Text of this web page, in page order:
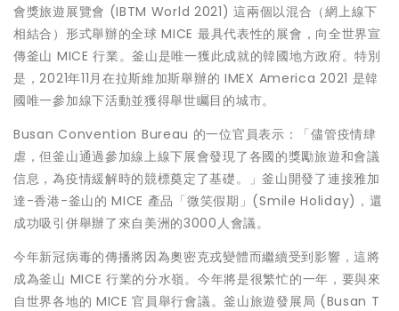
會獎旅遊展覽會 (IBTM World 2021) 這兩個以混合（網上線下
相結合）形式舉辦的全球 MICE 最具代表性的展會，向全世界宣
傳釜山 MICE 行業。釜山是唯一獲此成就的韓國地方政府。特別
是，2021年11月在拉斯維加斯舉辦的 IMEX America 2021 是韓
國唯一參加線下活動並獲得舉世矚目的城市。
Busan Convention Bureau 的一位官員表示：「儘管疫情肆
虐，但釜山通過參加線上線下展會發現了各國的獎勵旅遊和會議
信息，為疫情緩解時的競標奠定了基礎。」釜山開發了連接雅加
達-香港-釜山的 MICE 產品「微笑假期」(Smile Holiday)，還
成功吸引併舉辦了來自美洲的3000人會議。
今年新冠病毒的傳播將因為奧密克戎變體而繼續受到影響，這將
成為釜山 MICE 行業的分水嶺。今年將是很繁忙的一年，要與來
自世界各地的 MICE 官員舉行會議。釜山旅遊發展局 (Busan T